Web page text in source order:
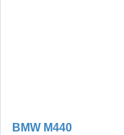
BMW M440